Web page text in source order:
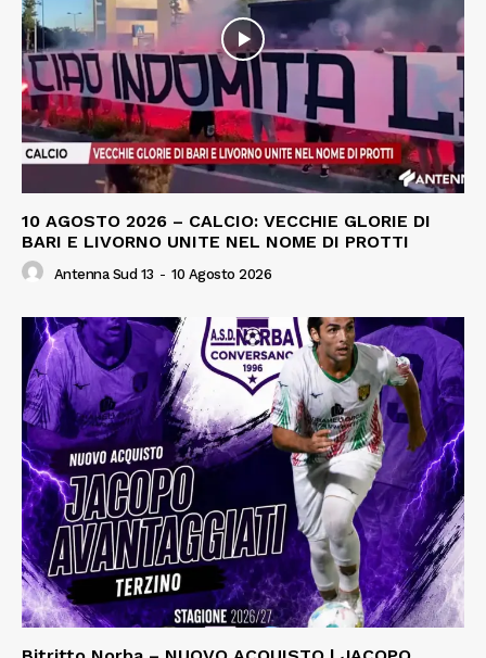
10 AGOSTO 2026 – CALCIO: VECCHIE GLORIE DI
BARI E LIVORNO UNITE NEL NOME DI PROTTI
Antenna Sud 13 - 10 Agosto 2026